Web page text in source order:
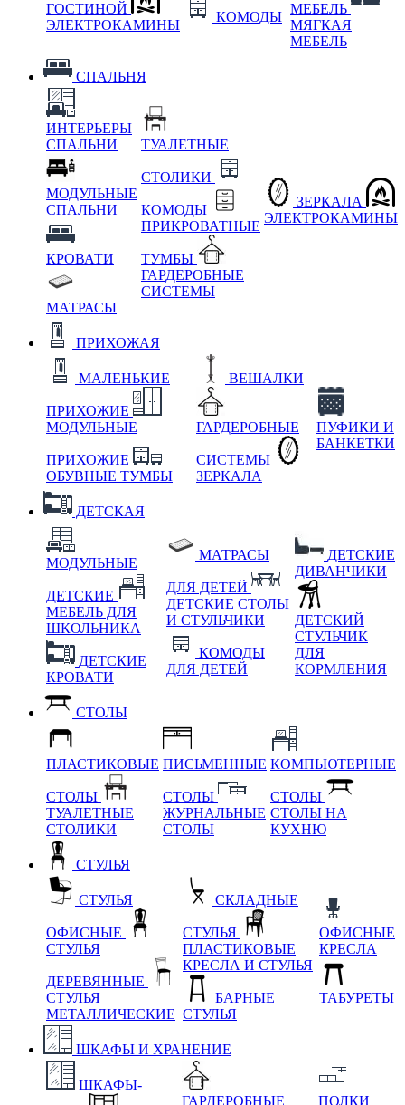
ГОСТИНОЙ
ЭЛЕКТРОКАМИНЫ
КОМОДЫ
МЕБЕЛЬ
МЯГКАЯ
МЕБЕЛЬ
СПАЛЬНЯ
ИНТЕРЬЕРЫ
СПАЛЬНИ
МОДУЛЬНЫЕ
СПАЛЬНИ
КРОВАТИ
МАТРАСЫ
ТУАЛЕТНЫЕ
СТОЛИКИ
КОМОДЫ
ПРИКРОВАТНЫЕ
ТУМБЫ
ГАРДЕРОБНЫЕ
СИСТЕМЫ
ЗЕРКАЛА
ЭЛЕКТРОКАМИНЫ
ПРИХОЖАЯ
МАЛЕНЬКИЕ
ПРИХОЖИЕ
МОДУЛЬНЫЕ
ПРИХОЖИЕ
ОБУВНЫЕ ТУМБЫ
ВЕШАЛКИ
ГАРДЕРОБНЫЕ
СИСТЕМЫ
ЗЕРКАЛА
ПУФИКИ И
БАНКЕТКИ
ДЕТСКАЯ
МОДУЛЬНЫЕ
ДЕТСКИЕ
МЕБЕЛЬ ДЛЯ
ШКОЛЬНИКА
ДЕТСКИЕ
КРОВАТИ
МАТРАСЫ
ДЛЯ ДЕТЕЙ
ДЕТСКИЕ СТОЛЫ
И СТУЛЬЧИКИ
КОМОДЫ
ДЛЯ ДЕТЕЙ
ДЕТСКИЕ
ДИВАНЧИКИ
ДЕТСКИЙ
СТУЛЬЧИК
ДЛЯ
КОРМЛЕНИЯ
СТОЛЫ
ПЛАСТИКОВЫЕ
СТОЛЫ
ТУАЛЕТНЫЕ
СТОЛИКИ
ПИСЬМЕННЫЕ
СТОЛЫ
ЖУРНАЛЬНЫЕ
СТОЛЫ
КОМПЬЮТЕРНЫЕ
СТОЛЫ
СТОЛЫ НА
КУХНЮ
СТУЛЬЯ
СТУЛЬЯ
ОФИСНЫЕ
СТУЛЬЯ
ДЕРЕВЯННЫЕ
СТУЛЬЯ
МЕТАЛЛИЧЕСКИЕ
СКЛАДНЫЕ
СТУЛЬЯ
ПЛАСТИКОВЫЕ
КРЕСЛА И СТУЛЬЯ
БАРНЫЕ
СТУЛЬЯ
ОФИСНЫЕ
КРЕСЛА
ТАБУРЕТЫ
ШКАФЫ И ХРАНЕНИЕ
ШКАФЫ-
ГАРДЕРОБНЫЕ
ПОЛКИ